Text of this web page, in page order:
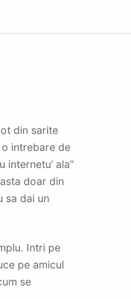
intrebare de
ala”
doar din
sa dai un
Intri pe
pe amicul
se